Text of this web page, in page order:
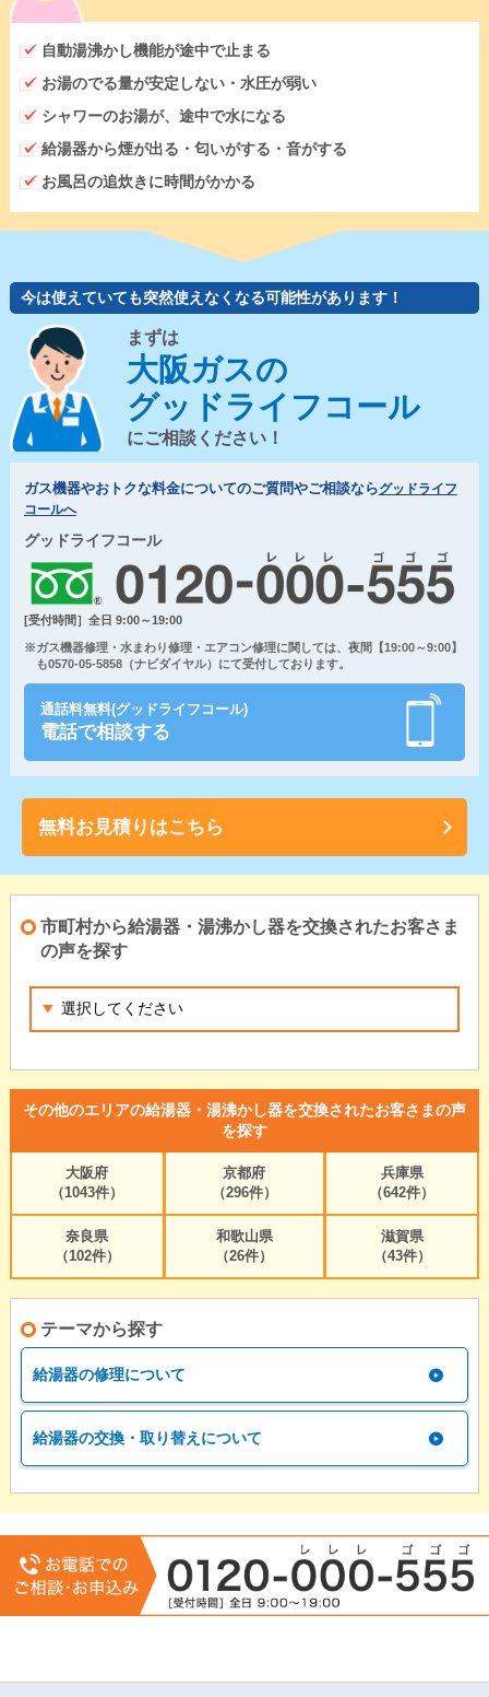
自動湯沸かし機能が途中で止まる
お湯のでる量が安定しない・水圧が弱い
シャワーのお湯が、途中で水になる
給湯器から煙が出る・匂いがする・音がする
お風呂の追炊きに時間がかかる
今は使えていても突然使えなくなる可能性があります！
まずは
大阪ガスの
グッドライフコール
にご相談ください！
ガス機器やおトクな料金についてのご質問やご相談ならグッドライフ
コールへ
グッドライフコール
[受付時間］全日 9:00～19:00
※ガス機器修理・水まわり修理・エアコン修理に関しては、夜間【19:00～9:00】
も0570-05-5858（ナビダイヤル）にて受付しております。
通話料無料(グッドライフコール)
電話で相談する
無料お見積りはこちら
市町村から給湯器・湯沸かし器を交換されたお客さま
の声を探す
その他のエリアの給湯器・湯沸かし器を交換されたお客さまの声
を探す
大阪府
（1043件）
京都府
（296件）
兵庫県
（642件）
奈良県
（102件）
和歌山県
（26件）
滋賀県
（43件）
テーマから探す
給湯器の修理について
給湯器の交換・取り替えについて